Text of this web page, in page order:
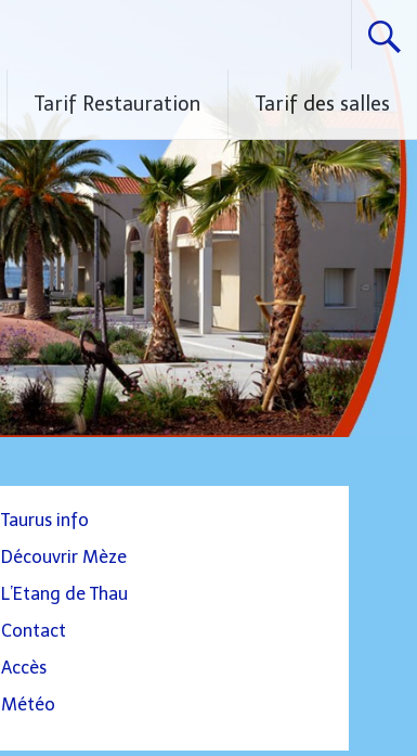
Tarif Restauration Tarif des salles
Taurus info
Découvrir Mèze
L’Etang de Thau
Contact
Accès
Météo